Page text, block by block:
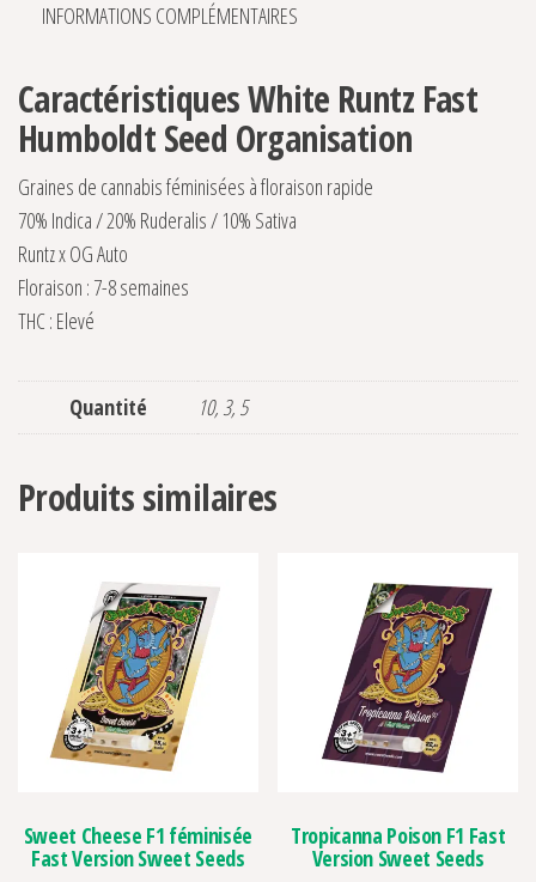
INFORMATIONS COMPLÉMENTAIRES
Caractéristiques White Runtz Fast
Humboldt Seed Organisation
Graines de cannabis féminisées à floraison rapide
70% Indica / 20% Ruderalis / 10% Sativa
Runtz x OG Auto
Floraison : 7-8 semaines
THC : Elevé
Quantité 10, 3, 5
Produits similaires
Sweet Cheese F1 féminisée
Fast Version Sweet Seeds
Tropicanna Poison F1 Fast
Version Sweet Seeds